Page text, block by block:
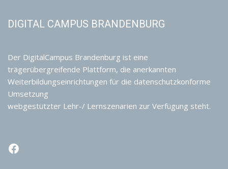
DIGITAL CAMPUS BRANDENBURG
Der DigitalCampus Brandenburg ist eine
trägerübergreifende Plattform, die anerkannten
Weiterbildungseinrichtungen für die datenschutzkonforme
Umsetzung
webgestützter Lehr-/ Lernszenarien zur Verfügung steht.